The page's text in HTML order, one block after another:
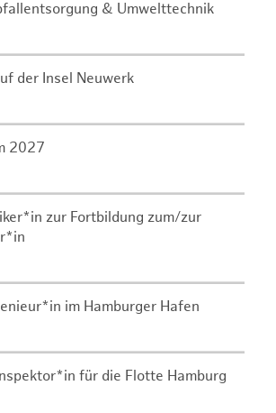
& Umwelttechnik
der Insel Neuwerk
2027
zur Fortbildung zum/zur
im Hamburger Hafen
für die Flotte Hamburg